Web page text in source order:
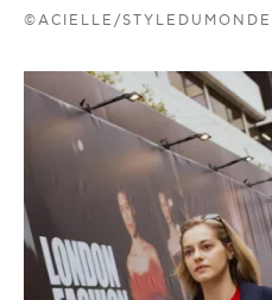
©ACIELLE/STYLEDUMONDE